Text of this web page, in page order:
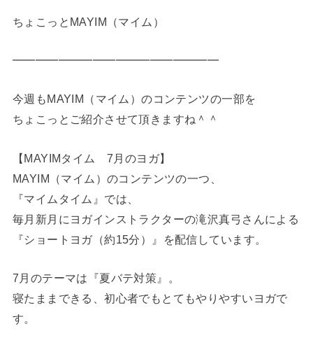
ちょこっとMAYIM（マイム）
━━━━━━━━━━━━━━━━━━
今週もMAYIM（マイム）のコンテンツの一部を
ちょこっとご紹介させて頂きますね＾＾
【MAYIMタイム 7月のヨガ】
MAYIM（マイム）のコンテンツの一つ、
『マイムタイム』では、
毎月新月にヨガインストラクターの滝沢真弓さんによる
『ショートヨガ（約15分）』を配信しています。
7月のテーマは『夏バテ対策』。
寝たままできる、初心者でもとてもやりやすいヨガで
す。